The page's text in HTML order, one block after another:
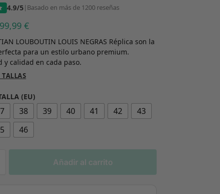
4.9/5| Basado en más de 1200 reseñas
99,99€
LOUBOUTIN LOUIS NEGRAS Réplica son la
para un estilo urbano premium.
y calidad en cada paso.
(EU)
38 39 40 41 42
43
46
Añadir al carrito